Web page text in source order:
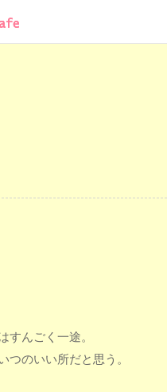
すんごく一途。
つのいい所だと思う。